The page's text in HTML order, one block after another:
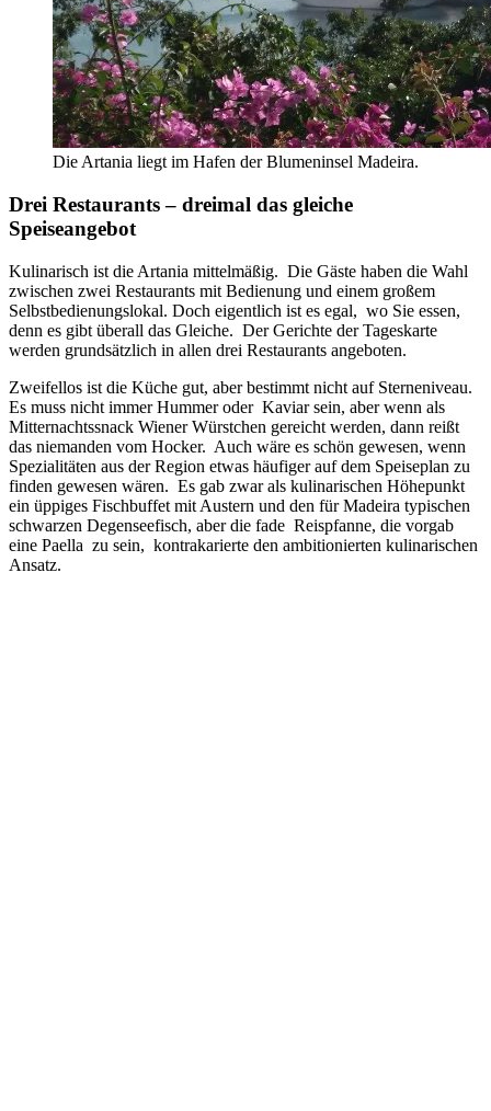
Die Artania liegt im Hafen der Blumeninsel Madeira.
Drei Restaurants – dreimal das gleiche
Speiseangebot
Kulinarisch ist die Artania mittelmäßig. Die Gäste haben die Wahl
zwischen zwei Restaurants mit Bedienung und einem großem
Selbstbedienungslokal. Doch eigentlich ist es egal, wo Sie essen,
denn es gibt überall das Gleiche. Der Gerichte der Tageskarte
werden grundsätzlich in allen drei Restaurants angeboten.
Zweifellos ist die Küche gut, aber bestimmt nicht auf Sterneniveau.
Es muss nicht immer Hummer oder Kaviar sein, aber wenn als
Mitternachtssnack Wiener Würstchen gereicht werden, dann reißt
das niemanden vom Hocker. Auch wäre es schön gewesen, wenn
Spezialitäten aus der Region etwas häufiger auf dem Speiseplan zu
finden gewesen wären. Es gab zwar als kulinarischen Höhepunkt
ein üppiges Fischbuffet mit Austern und den für Madeira typischen
schwarzen Degenseefisch, aber die fade Reispfanne, die vorgab
eine Paella zu sein, kontrakarierte den ambitionierten kulinarischen
Ansatz.